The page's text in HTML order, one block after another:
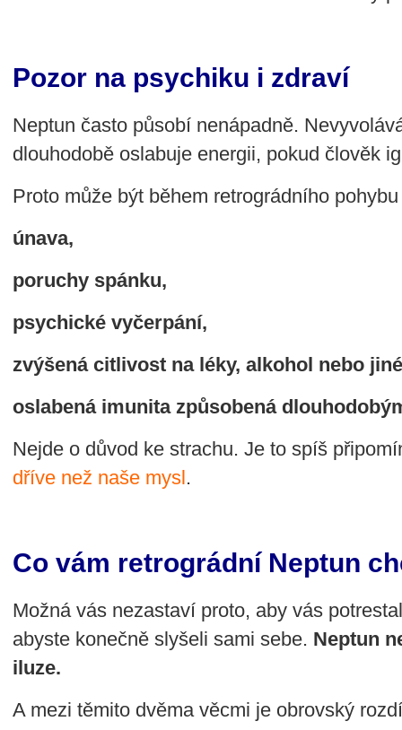
Pozor na psychiku i zdraví
Neptun často působí nenápadně.
dlouhodobě oslabuje energii, pokud člověk
Proto může být během retrográdního
únava,
poruchy spánku,
psychické vyčerpání,
zvýšená citlivost na léky, alkohol nebo
oslabená imunita způsobená
Nejde o důvod ke strachu. Je to spíš
dříve než naše mysl.
Co vám retrográdní Neptun
Možná vás nezastaví proto, aby vás
abyste konečně slyšeli sami sebe. Neptun
iluze.
A mezi těmito dvěma věcmi je obrovský